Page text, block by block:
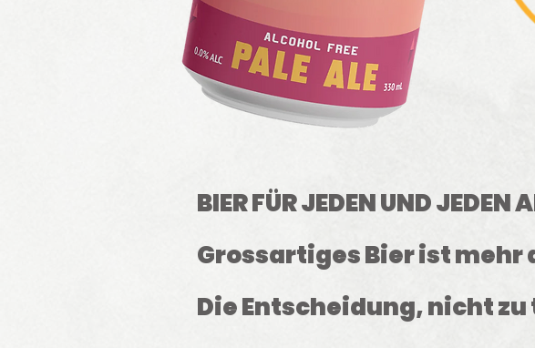
BIER FÜR JEDEN UND JEDEN
Grossartiges Bier ist mehr
Die Entscheidung, nicht